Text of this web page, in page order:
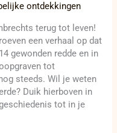
ontdekkingen
terug tot leven!
een verhaal op dat
gewonden redde en in
tot
steeds. Wil je weten
Duik hierboven in
tot in je